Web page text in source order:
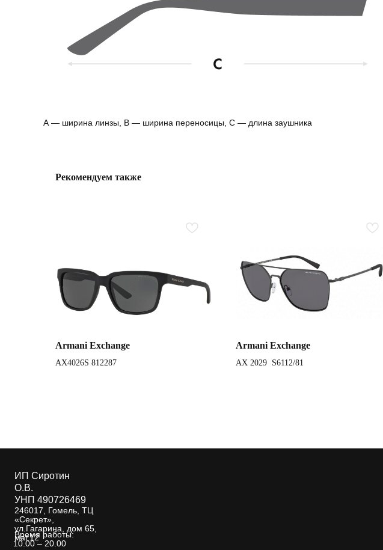
А — ширина линзы, B — ширина переносицы, С — длина заушника
Рекомендуем также
Armani Exchange
AX4026S 812287
Armani Exchange
AX 2029 S6112/81
ИП Сиротин
О.В.
УНП 490726469
246017, Гомель, ТЦ
«Секрет»,
ул.Гагарина, дом 65,
маг.12
Время работы:
10.00 – 20.00